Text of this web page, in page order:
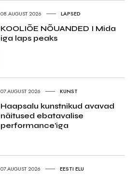
08.AUGUST 2026 LAPSED
KOOLIÕE NÕUANDED I Mida
iga laps peaks
07.AUGUST 2026 KUNST
Haapsalu kunstnikud avavad
näitused ebatavalise
performance’iga
07.AUGUST 2026 EESTI ELU